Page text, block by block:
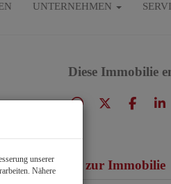
UNTERNEHMEN
Diese Immobilie
Basisdaten zur Immobilie
unserer
Nähere